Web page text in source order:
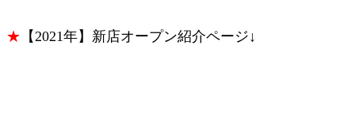
★ 【2021年】新店オープン紹介ページ↓